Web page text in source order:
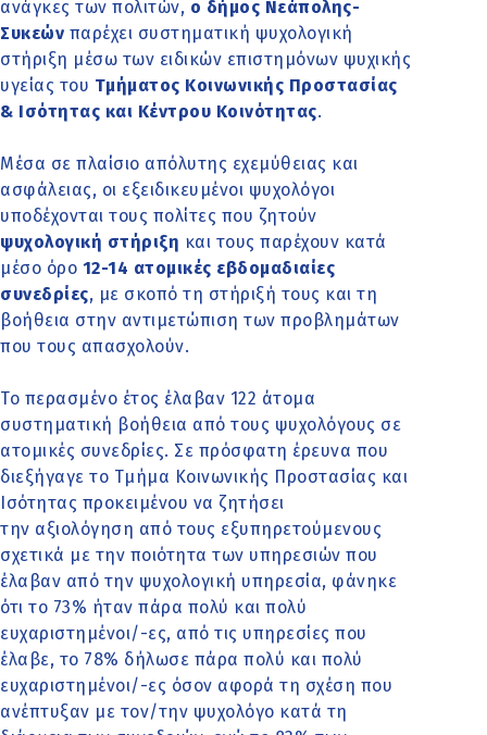
ανάγκες των πολιτών, ο δήμος Νεάπολης-
Συκεών παρέχει συστηματική ψυχολογική
στήριξη μέσω των ειδικών επιστημόνων ψυχικής
υγείας του Τμήματος Κοινωνικής Προστασίας
& Ισότητας και Κέντρου Κοινότητας.
Μέσα σε πλαίσιο απόλυτης εχεμύθειας και
ασφάλειας, οι εξειδικευμένοι ψυχολόγοι
υποδέχονται τους πολίτες που ζητούν
ψυχολογική στήριξη και τους παρέχουν κατά
μέσο όρο 12-14 ατομικές εβδομαδιαίες
συνεδρίες, με σκοπό τη στήριξή τους και τη
βοήθεια στην αντιμετώπιση των προβλημάτων
που τους απασχολούν.
Το περασμένο έτος έλαβαν 122 άτομα
συστηματική βοήθεια από τους ψυχολόγους σε
ατομικές συνεδρίες. Σε πρόσφατη έρευνα που
διεξήγαγε το Τμήμα Κοινωνικής Προστασίας και
Ισότητας προκειμένου να ζητήσει
την αξιολόγηση από τους εξυπηρετούμενους
σχετικά με την ποιότητα των υπηρεσιών που
έλαβαν από την ψυχολογική υπηρεσία, φάνηκε
ότι το 73% ήταν πάρα πολύ και πολύ
ευχαριστημένοι/-ες, από τις υπηρεσίες που
έλαβε, το 78% δήλωσε πάρα πολύ και πολύ
ευχαριστημένοι/-ες όσον αφορά τη σχέση που
ανέπτυξαν με τον/την ψυχολόγο κατά τη